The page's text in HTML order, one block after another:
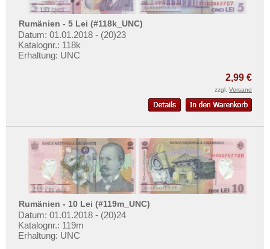
Rumänien - 5 Lei (#118k_UNC)
Datum: 01.01.2018 - (20)23
Katalognr.: 118k
Erhaltung: UNC
2,99 €
zzgl. Versand
Rumänien - 10 Lei (#119m_UNC)
Datum: 01.01.2018 - (20)24
Katalognr.: 119m
Erhaltung: UNC